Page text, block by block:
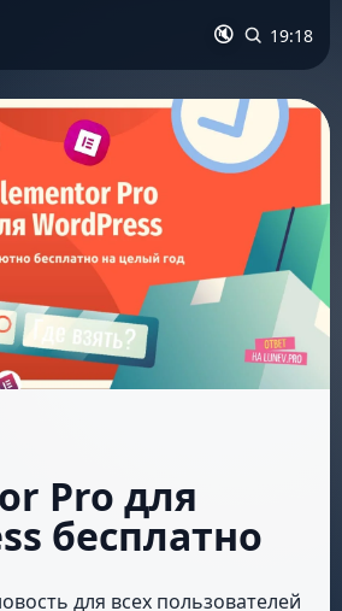
🔇 19:18
Pro для
бесплатно
для всех пользователей